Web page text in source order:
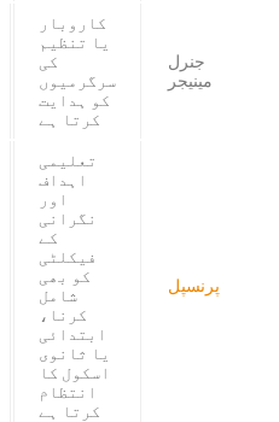
جنرل
مینیجر
کاروبار
یا تنظیم
کی
سرگرمیوں
کو ہدایت
کرتا ہے
پرنسپل
تعلیمی
اہداف
اور
نگرانی
کے
فیکلٹی
کو بھی
شامل
کرنا،
ابتدائی
یا ثانوی
اسکول کا
انتظام
کرتا ہے